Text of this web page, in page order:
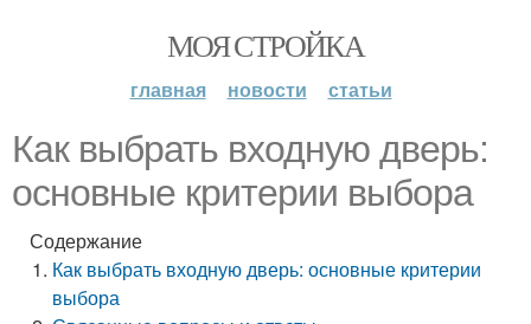
МОЯ СТРОЙКА
главная новости статьи
Как выбрать входную дверь:
основные критерии выбора
Содержание
Как выбрать входную дверь: основные критерии
выбора